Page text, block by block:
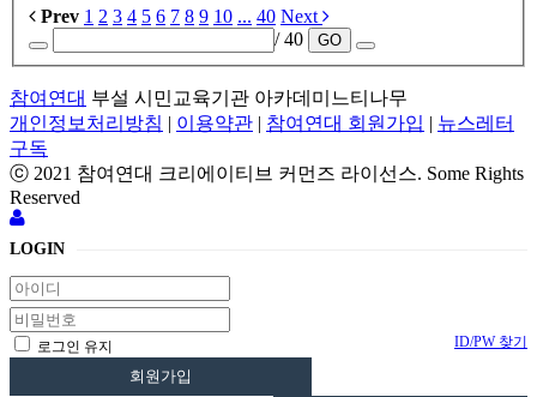
Prev 1 2 3 4 5 6 7 8 9 10 ... 40 Next
/ 40
GO
참여연대 부설 시민교육기관 아카데미느티나무
개인정보처리방침 | 이용약관 | 참여연대 회원가입 | 뉴스레터
구독
ⓒ 2021 참여연대 크리에이티브 커먼즈 라이선스. Some Rights
Reserved
LOGIN
로그인 유지 ID/PW 찾기
회원가입